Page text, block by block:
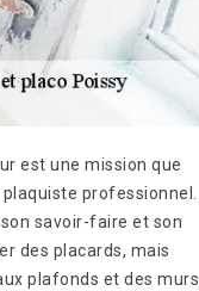
est une mission que
professionnel.
savoir-faire et son
des placards, mais
plafonds et des murs